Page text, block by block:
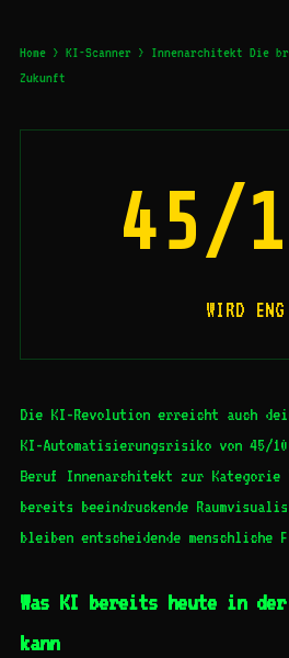
Home > KI-Scanner > Innenarchitekt Die
Zukunft
45/
WIRD ENG
Die KI-Revolution erreicht auch
KI-Automatisierungsrisiko von 45/
Beruf Innenarchitekt zur Kategorie
bereits beeindruckende
bleiben entscheidende menschliche
Was KI bereits heute in
kann